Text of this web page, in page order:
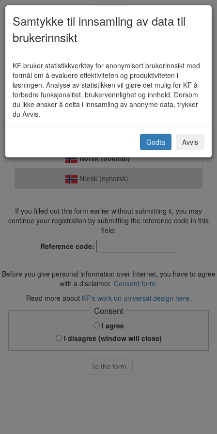
Miljøtips (KF-254)
Surnadal kommune
Norsk (bokmål)
Norsk (nynorsk)
If you filled out this form earlier without submitting it, you may
continue your registration by submitting the reference code in this
field:
Reference code:
Before you give personal information over Internet, you have to agree
with a disclaimer. Consent form.
Read more about KF's work on universal design here.
Consent
I agree
I disagree (window will close)
To the form
Samtykke til innsamling av data til
brukerinnsikt
KF bruker statistikkverktøy for anonymisert brukerinnsikt med
formål om å evaluere effektiviteten og produktiviteten i
løsningen. Analyse av statistikken vil gjøre det mulig for KF å
forbedre funksjonalitet, brukervennlighet og innhold. Dersom
du ikke ønsker å delta i innsamling av anonyme data, trykker
du Avvis.
Godta Avvis